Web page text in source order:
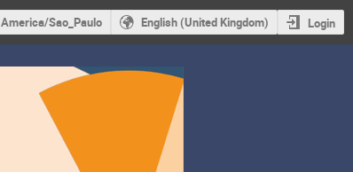
America/Sao_Paulo English (United Kingdom) Login